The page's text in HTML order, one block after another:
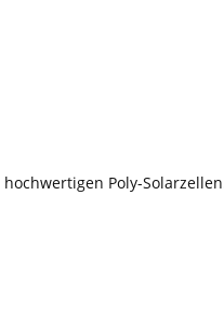
Poly-